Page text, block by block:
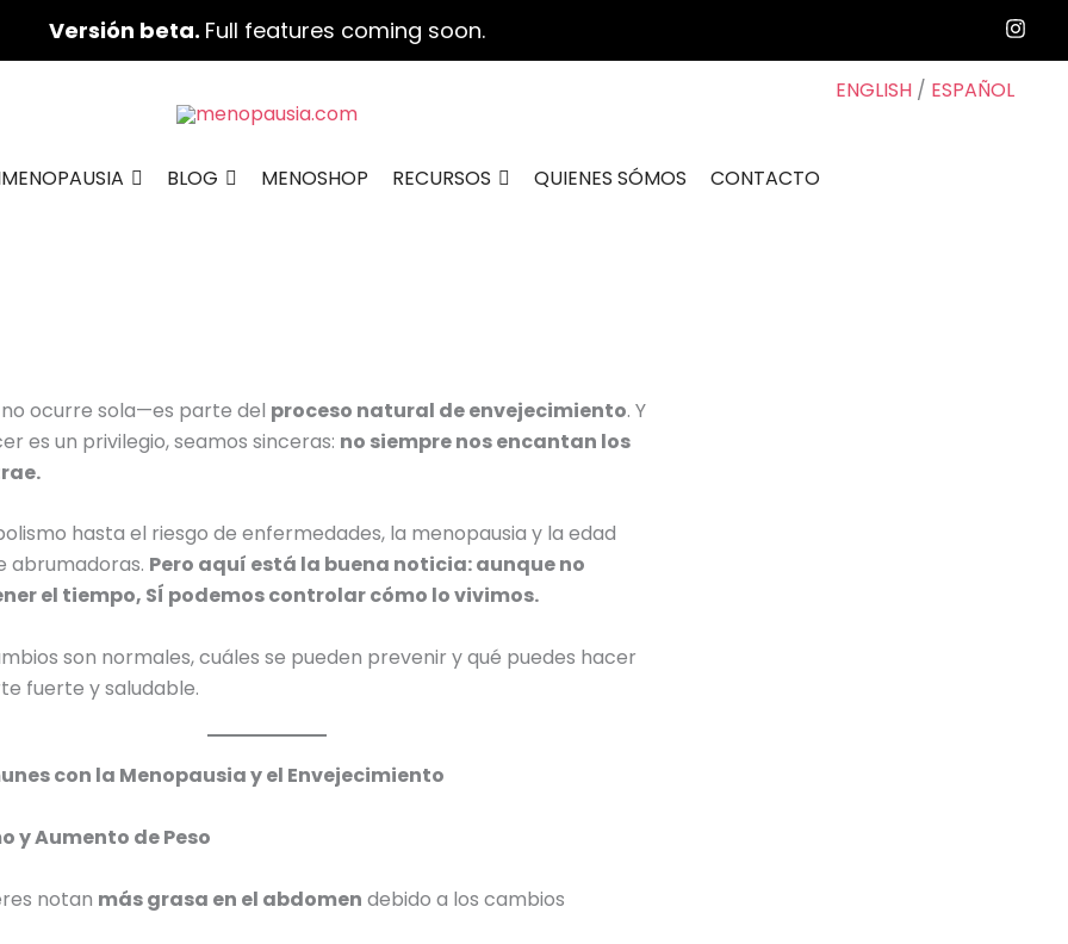
Versión beta. Full features coming soon.
ENGLISH / ESPAÑOL
BLOG MENOSHOP RECURSOS QUIENES SÓMOS CONTACTO
ocurre sola—es parte del proceso natural de envejecimiento. Y
es un privilegio, seamos sinceras: no siempre nos encantan los
hasta el riesgo de enfermedades, la menopausia y la edad
abrumadoras. Pero aquí está la buena noticia: aunque no
el tiempo, SÍ podemos controlar cómo lo vivimos.
son normales, cuáles se pueden prevenir y qué puedes hacer
fuerte y saludable.
con la Menopausia y el Envejecimiento
y Aumento de Peso
notan más grasa en el abdomen debido a los cambios